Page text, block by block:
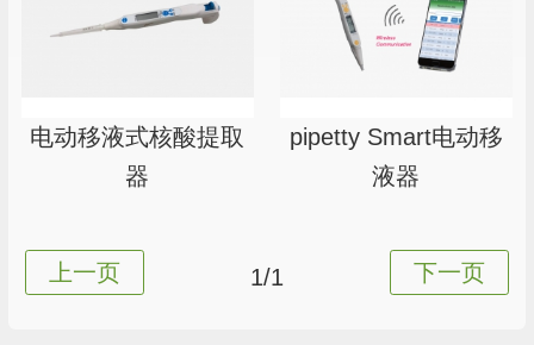
电动移液式核酸提取
器
pipetty Smart电动移
液器
1/1